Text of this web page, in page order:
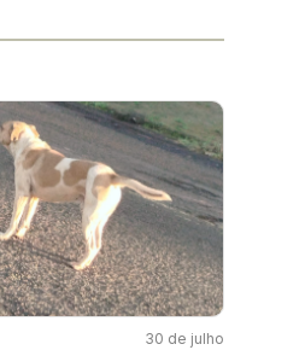
30 de julho